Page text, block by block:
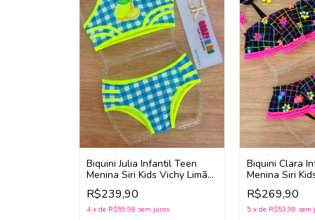
Biquini Julia Infantil Teen
Menina Siri Kids Vichy Limão
43216 (Azul/Amarelo)
R$239,90
4 x de R$59,98 sem juros
Biquini Clara
Menina Siri
(Preto / Rosa)
R$269,90
5 x de R$53,98 sem